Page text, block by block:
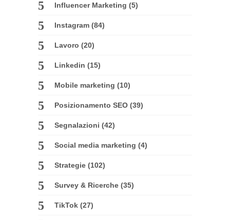
Influencer Marketing (5)
Instagram (84)
Lavoro (20)
Linkedin (15)
Mobile marketing (10)
Posizionamento SEO (39)
Segnalazioni (42)
Social media marketing (4)
Strategie (102)
Survey & Ricerche (35)
TikTok (27)